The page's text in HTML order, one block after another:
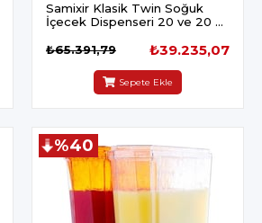
Samixir Klasik Twin Soğuk
İçecek Dispenseri 20 ve 20 L
₺39.235,07
₺65.391,79
Sepete Ekle
%40